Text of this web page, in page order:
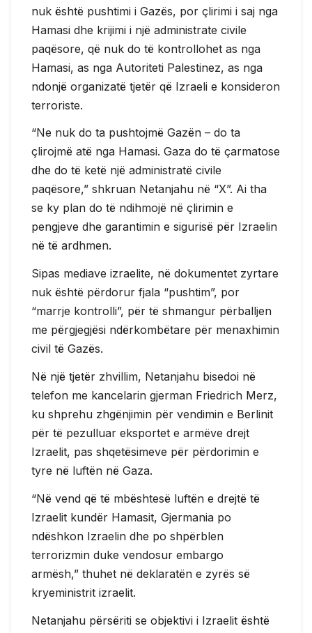
nuk është pushtimi i Gazës, por çlirimi i saj nga
Hamasi dhe krijimi i një administrate civile
paqësore, që nuk do të kontrollohet as nga
Hamasi, as nga Autoriteti Palestinez, as nga
ndonjë organizatë tjetër që Izraeli e konsideron
terroriste.
“Ne nuk do ta pushtojmë Gazën – do ta
çlirojmë atë nga Hamasi. Gaza do të çarmatose
dhe do të ketë një administratë civile
paqësore,” shkruan Netanjahu në “X”. Ai tha
se ky plan do të ndihmojë në çlirimin e
pengjeve dhe garantimin e sigurisë për Izraelin
në të ardhmen.
Sipas mediave izraelite, në dokumentet zyrtare
nuk është përdorur fjala “pushtim”, por
“marrje kontrolli”, për të shmangur përballjen
me përgjegjësi ndërkombëtare për menaxhimin
civil të Gazës.
Në një tjetër zhvillim, Netanjahu bisedoi në
telefon me kancelarin gjerman Friedrich Merz,
ku shprehu zhgënjimin për vendimin e Berlinit
për të pezulluar eksportet e armëve drejt
Izraelit, pas shqetësimeve për përdorimin e
tyre në luftën në Gaza.
“Në vend që të mbështesë luftën e drejtë të
Izraelit kundër Hamasit, Gjermania po
ndëshkon Izraelin dhe po shpërblen
terrorizmin duke vendosur embargo
armësh,” thuhet në deklaratën e zyrës së
kryeministrit izraelit.
Netanjahu përsëriti se objektivi i Izraelit është